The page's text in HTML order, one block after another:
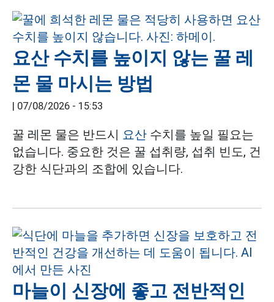
요산 수치를 높이지 않는 꿀 레
몬 물 마시는 방법
| 07/08/2026 - 15:53
꿀 레몬 물은 반드시 요산 수치를 높일 필요는
없습니다. 중요한 것은 꿀 섭취량, 섭취 빈도, 건
강한 식단과의 조합에 있습니다.
마늘이 신장에 좋고 전반적인